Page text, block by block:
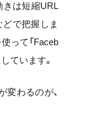
きは短縮URL
どで把握しま
って「Faceb
ています。
変わるのが、